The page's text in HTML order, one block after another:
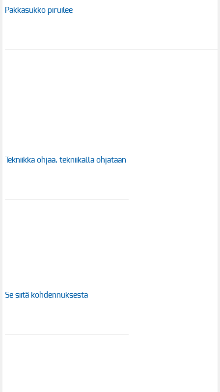
Pakkasukko piruilee
Tekniikka ohjaa, tekniikalla ohjataan
Se siitä kohdennuksesta